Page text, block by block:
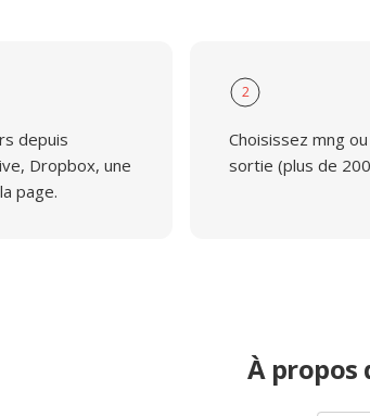
depuis
Dropbox, une
page.
2
Choisissez mng
sortie (plus de
À propos